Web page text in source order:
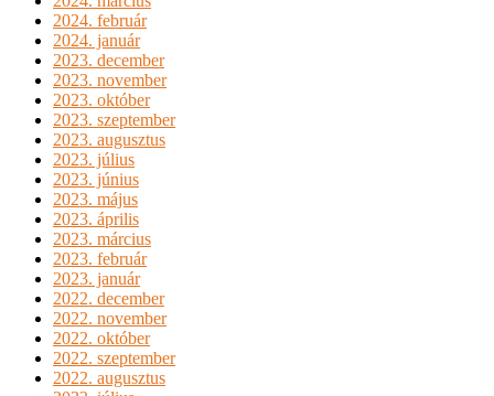
2024. február
2024. január
2023. december
2023. november
2023. október
2023. szeptember
2023. augusztus
2023. július
2023. június
2023. május
2023. április
2023. március
2023. február
2023. január
2022. december
2022. november
2022. október
2022. szeptember
2022. augusztus